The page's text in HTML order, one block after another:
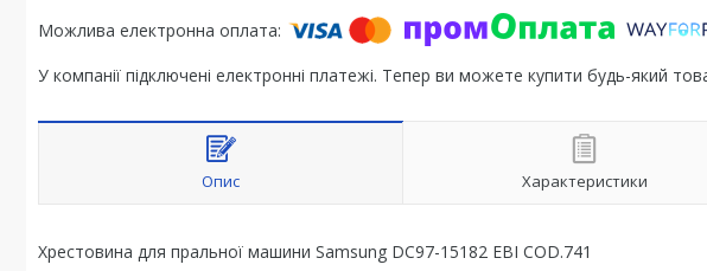
У компанії підключені електронні платежі. Тепер ви можете купити будь-який
Опис Характеристики
Хрестовина для пральної машини Samsung DC97-15182 EBI COD.741